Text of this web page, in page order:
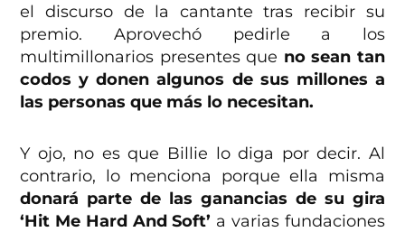
el discurso de la cantante tras recibir su
premio. Aprovechó pedirle a los
multimillonarios presentes que no sean tan
codos y donen algunos de sus millones a
las personas que más lo necesitan.
Y ojo, no es que Billie lo diga por decir. Al
contrario, lo menciona porque ella misma
donará parte de las ganancias de su gira
‘Hit Me Hard And Soft’ a varias fundaciones